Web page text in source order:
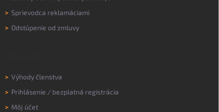
> Sprievodca reklamáciami
> Odstúpenie od zmluvy
> Výhody členstva
> Prihlásenie / bezplatná registrácia
> Môj účet